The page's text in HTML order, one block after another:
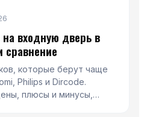
входную дверь в
сравнение
которые берут чаще
Philips и Dircode.
плюсы и минусы,